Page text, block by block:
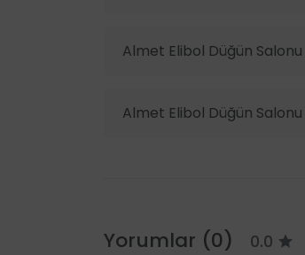
Almet Elibol Düğün
Almet Elibol Düğün
Yorumlar (0) 0.0